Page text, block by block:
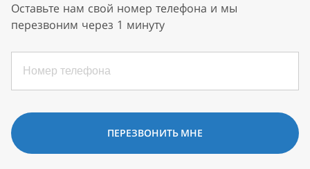
Оставьте нам свой номер телефона и мы
перезвоним через 1 минуту
ПЕРЕЗВОНИТЬ МНЕ